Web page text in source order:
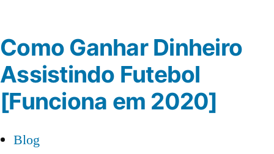
Como Ganhar Dinheiro
Assistindo Futebol
[Funciona em 2020]
Blog